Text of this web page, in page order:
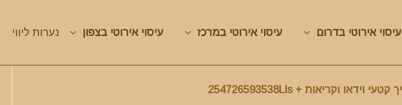
עיסוי אירוטי בדרום עיסוי אירוטי במרכז עיסוי אירוטי בצפון נערות ליווי